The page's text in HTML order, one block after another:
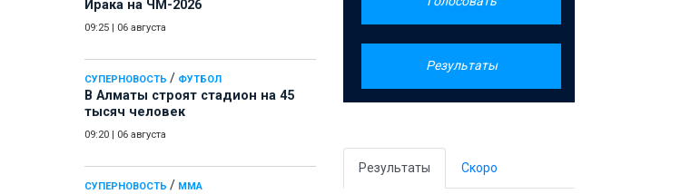
Ирака на ЧМ-2026
09:25 06 августа
СУПЕРНОВОСТЬ / ФУТБОЛ
В Алматы строят стадион на 45
тысяч человек
09:20 06 августа
СУПЕРНОВОСТЬ / ММА
Результаты
Результаты Скоро